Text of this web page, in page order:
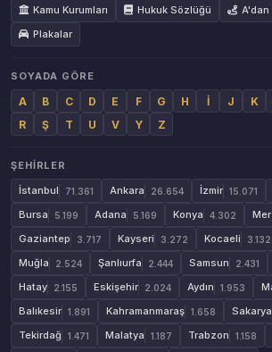
Kamu Kurumları
Hukuk Sözlüğü
Plakalar
SOYADA GÖRE
A B C D E F G H İ J K
R
Ş T U V Y Z
ŞEHIRLER
İstanbul
71.361 Ankara 26.654 İzmir 15.071
Bursa 5.199 Adana 5.169 Konya 4.302
Gaziantep 3.717 Kayseri 3.272 Kocaeli 3.132
Muğla 2.524 Şanlıurfa 2.444 Samsun 2.431
Hatay 2.155 Eskişehir 2.024 Aydın 1.953
Balıkesir 1.891 Kahramanmaraş 1.658 Sakarya
Tekirdağ 1.471 Malatya 1.187 Trabzon 1.158